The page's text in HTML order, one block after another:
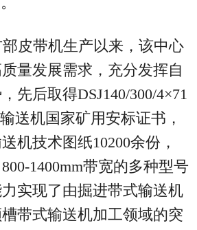
部皮带机生产以来，该中心
量发展需求，充分发挥自
先后取得DSJ140/300/4×71
送机国家矿用安标证书，
机技术图纸10200余份，
1400mm带宽的多种型号
实现了由掘进带式输送机
带式输送机加工领域的突